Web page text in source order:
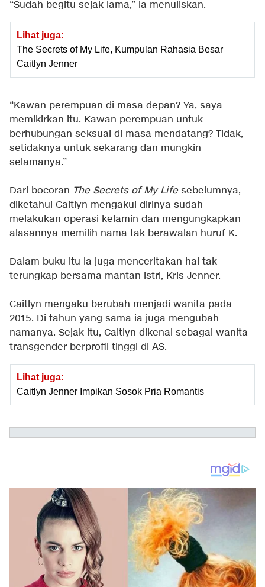
“Sudah begitu sejak lama,” ia menuliskan.
Lihat juga:
The Secrets of My Life, Kumpulan Rahasia Besar
Caitlyn Jenner
“Kawan perempuan di masa depan? Ya, saya
memikirkan itu. Kawan perempuan untuk
berhubungan seksual di masa mendatang? Tidak,
setidaknya untuk sekarang dan mungkin
selamanya.”
Dari bocoran The Secrets of My Life sebelumnya,
diketahui Caitlyn mengakui dirinya sudah
melakukan operasi kelamin dan mengungkapkan
alasannya memilih nama tak berawalan huruf K.
Dalam buku itu ia juga menceritakan hal tak
terungkap bersama mantan istri, Kris Jenner.
Caitlyn mengaku berubah menjadi wanita pada
2015. Di tahun yang sama ia juga mengubah
namanya. Sejak itu, Caitlyn dikenal sebagai wanita
transgender berprofil tinggi di AS.
Lihat juga:
Caitlyn Jenner Impikan Sosok Pria Romantis